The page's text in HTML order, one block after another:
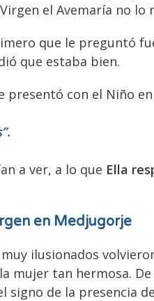
el Avemaría no lo
que le preguntó
que estaba bien.
presentó con el Niño
a ver, a lo que Ella
en Medjugorje
ilusionados
mujer tan hermosa.
signo de la presencia